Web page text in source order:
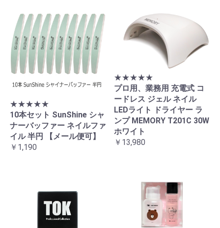
★★★★★
10本セット SunShine シャ
ナーバッファー ネイルファ
イル 半円 【メール便可】
￥1,190
★★★★★
プロ用、業務用 充電式 コ
ードレス ジェル ネイル
LEDライト ドライヤー ラ
ンプ MEMORY T201C 30W
ホワイト
￥13,980